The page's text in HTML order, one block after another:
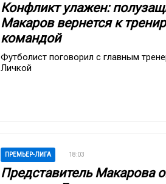
Конфликт улажен:
Макаров вернется к
командой
Футболист поговорил с главным
Личкой
ПРЕМЬЕР-ЛИГА 18:03
Представитель Макарова